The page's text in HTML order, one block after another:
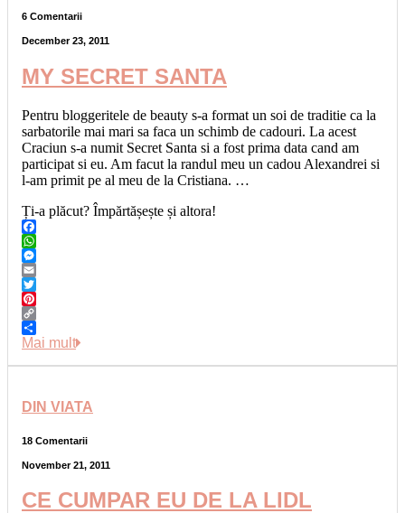
6 Comentarii
December 23, 2011
MY SECRET SANTA
Pentru bloggeritele de beauty s-a format un soi de traditie ca la
sarbatorile mai mari sa faca un schimb de cadouri. La acest
Craciun s-a numit Secret Santa si a fost prima data cand am
participat si eu. Am facut la randul meu un cadou Alexandrei si
l-am primit pe al meu de la Cristiana. …
Ți-a plăcut? Împărtășește și altora!
Facebook
WhatsApp
Messenger
Email
Twitter
Pinterest
Copy
Link
Share
Mai mult
DIN VIATA
18 Comentarii
November 21, 2011
CE CUMPAR EU DE LA LIDL